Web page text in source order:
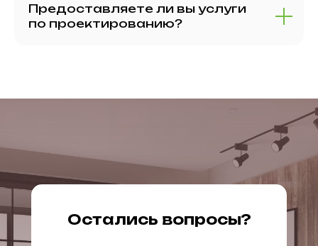
Предоставляете ли вы услуги
по проектированию?
Остались вопросы?